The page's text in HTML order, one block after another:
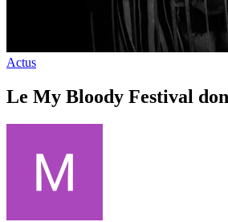
Actus
Le My Bloody Festival